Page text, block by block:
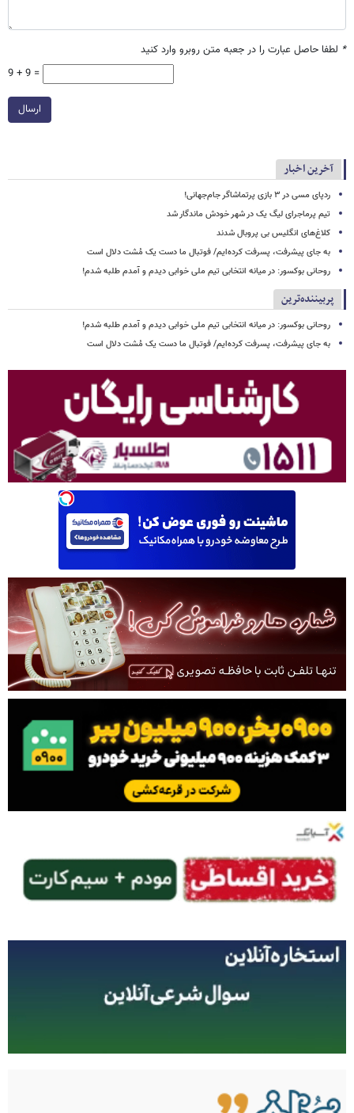
* لطفا حاصل عبارت را در جعبه متن روبرو وارد کنید
9 + 9 =
ارسال
آخرین اخبار
ردپای مسی در ۳ بازی پرتماشاگر جام‌جهانی!
تیم پرماجرای لیگ یک در شهر خودش ماندگار شد
کلاغ‌های انگلیس بی پروبال شدند
به جای پیشرفت، پسرفت کرده‌ایم/ فوتبال ما دست یک مُشت دلال است
روحانی بوکسور: در میانه انتخابی تیم ملی خوابی دیدم و آمدم طلبه شدم!
پربیننده‌ترین
روحانی بوکسور: در میانه انتخابی تیم ملی خوابی دیدم و آمدم طلبه شدم!
به جای پیشرفت، پسرفت کرده‌ایم/ فوتبال ما دست یک مُشت دلال است